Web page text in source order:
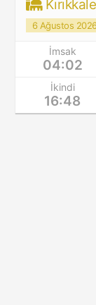
6 Ağustos
İmsak
04:02
İkindi
16:48